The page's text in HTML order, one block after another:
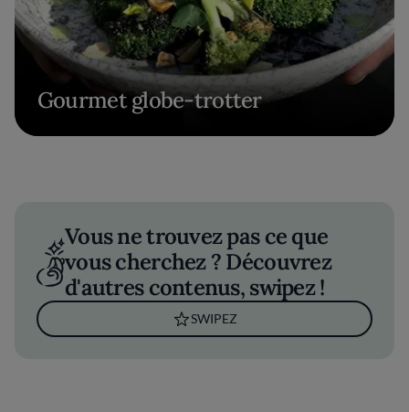
Gourmet globe-trotter
Vous ne trouvez pas ce que
vous cherchez ? Découvrez
d'autres contenus, swipez !
SWIPEZ